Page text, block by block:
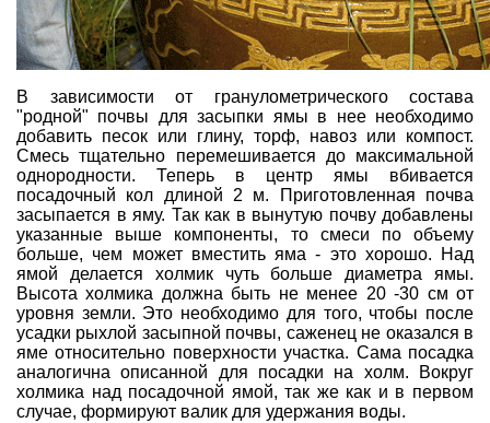
В зависимости от гранулометрического состава
"родной" почвы для засыпки ямы в нее необходимо
добавить песок или глину, торф, навоз или компост.
Смесь тщательно перемешивается до максимальной
однородности. Теперь в центр ямы вбивается
посадочный кол длиной 2 м. Приготовленная почва
засыпается в яму. Так как в вынутую почву добавлены
указанные выше компоненты, то смеси по объему
больше, чем может вместить яма - это хорошо. Над
ямой делается холмик чуть больше диаметра ямы.
Высота холмика должна быть не менее 20 -30 см от
уровня земли. Это необходимо для того, чтобы после
усадки рыхлой засыпной почвы, саженец не оказался в
яме относительно поверхности участка. Сама посадка
аналогична описанной для посадки на холм. Вокруг
холмика над посадочной ямой, так же как и в первом
случае, формируют валик для удержания воды.